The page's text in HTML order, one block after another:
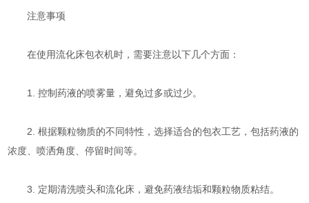
注意事项
在使用流化床包衣机时，需要注意以下几个方面：
1. 控制药液的喷雾量，避免过多或过少。
2. 根据颗粒物质的不同特性，选择适合的包衣工艺，包括药液的
浓度、喷洒角度、停留时间等。
3. 定期清洗喷头和流化床，避免药液结垢和颗粒物质粘结。